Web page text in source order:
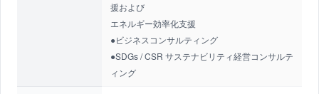
援および
エネルギー効率化支援
●ビジネスコンサルティング
●SDGs / CSR サステナビリティ経営コンサルテ
ィング